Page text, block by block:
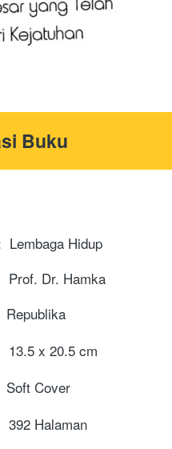
Buku
Lembaga Hidup
Prof. Dr. Hamka
Republika
13.5 x 20.5 cm
Soft Cover
392 Halaman